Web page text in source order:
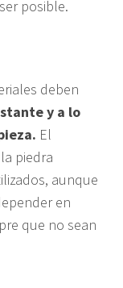
posible.
deben
y a lo
El
piedra
aunque
en
que no sean